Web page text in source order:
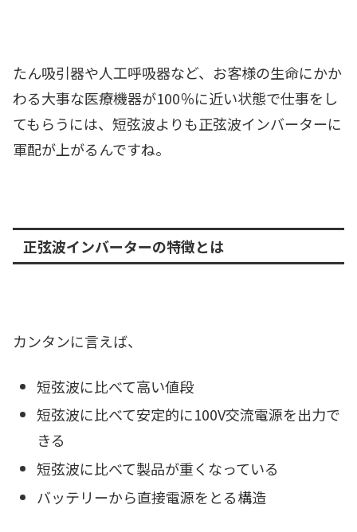
たん吸引器や人工呼吸器など、お客様の生命にかか
わる大事な医療機器が100％に近い状態で仕事をし
てもらうには、短弦波よりも正弦波インバーターに
軍配が上がるんですね。
正弦波インバーターの特徴とは
カンタンに言えば、
短弦波に比べて高い値段
短弦波に比べて安定的に100V交流電源を出力で
きる
短弦波に比べて製品が重くなっている
バッテリーから直接電源をとる構造